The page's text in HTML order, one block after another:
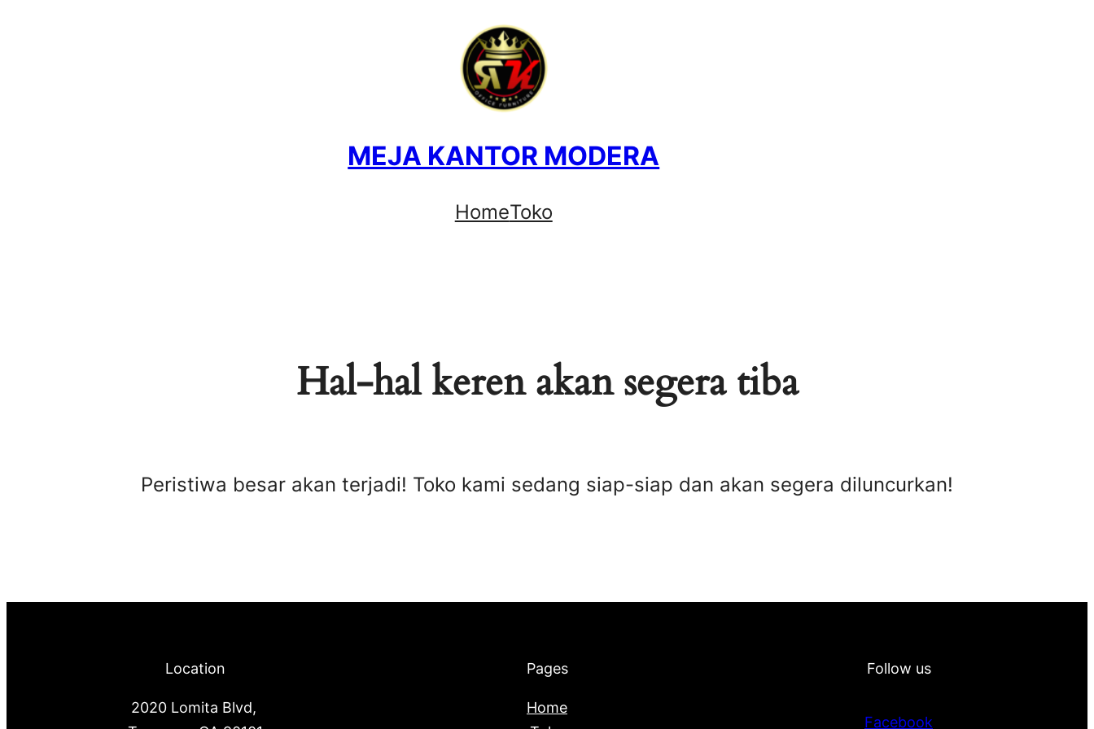
MEJA KANTOR MODERA
HomeToko
Hal-hal keren akan segera tiba
Peristiwa besar akan terjadi! Toko kami sedang siap-siap dan akan segera diluncurkan!
Location
2020 Lomita Blvd,
Pages
Home
Follow us
Facebook